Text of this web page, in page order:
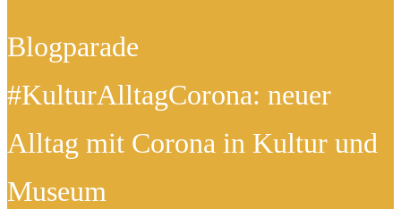
Blogparade
#KulturAlltagCorona: neuer
Alltag mit Corona in Kultur und
Museum